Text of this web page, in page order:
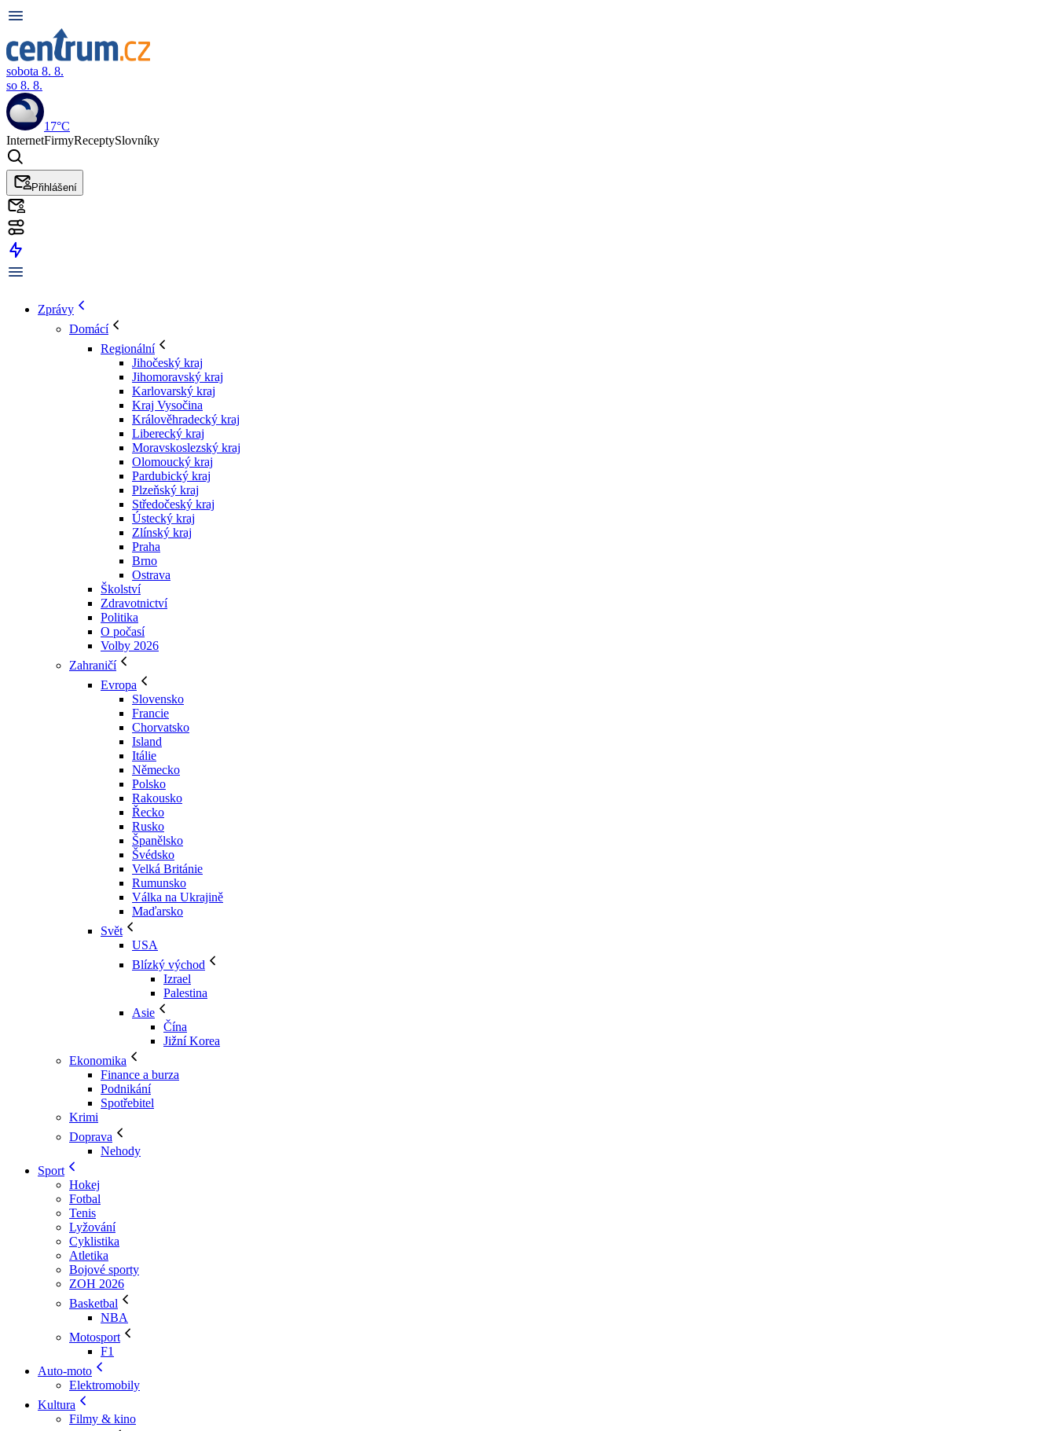
sobota 8. 8.
so 8. 8.
17°C
InternetFirmyReceptySlovníky
Přihlášení
Zprávy
Domácí
Regionální
Jihočeský kraj
Jihomoravský kraj
Karlovarský kraj
Kraj Vysočina
Králověhradecký kraj
Liberecký kraj
Moravskoslezský kraj
Olomoucký kraj
Pardubický kraj
Plzeňský kraj
Středočeský kraj
Ústecký kraj
Zlínský kraj
Praha
Brno
Ostrava
Školství
Zdravotnictví
Politika
O počasí
Volby 2026
Zahraničí
Evropa
Slovensko
Francie
Chorvatsko
Island
Itálie
Německo
Polsko
Rakousko
Řecko
Rusko
Španělsko
Švédsko
Velká Británie
Rumunsko
Válka na Ukrajině
Maďarsko
Svět
USA
Blízký východ
Izrael
Palestina
Asie
Čína
Jižní Korea
Ekonomika
Finance a burza
Podnikání
Spotřebitel
Krimi
Doprava
Nehody
Sport
Hokej
Fotbal
Tenis
Lyžování
Cyklistika
Atletika
Bojové sporty
ZOH 2026
Basketbal
NBA
Motosport
F1
Auto-moto
Elektromobily
Kultura
Filmy & kino